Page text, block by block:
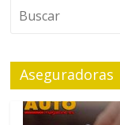
Aseguradoras